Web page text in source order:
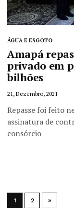
ÁGUA E ESGOTO
Amapá
privado em
bilhões
21, Dezembro, 2021
Repasse foi feito
assinatura de
consórcio
1 2 »